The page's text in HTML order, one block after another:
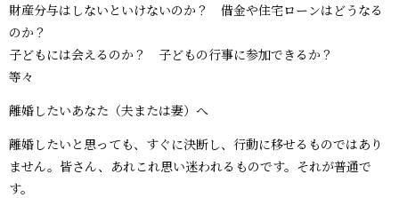
財産分与はしないといけないのか？ 借金や住宅ローンはどうなる
のか？
子どもには会えるのか？ 子どもの行事に参加できるか？
等々
離婚したいあなた（夫または妻）へ
離婚したいと思っても、すぐに決断し、行動に移せるものではあり
ません。皆さん、あれこれ思い迷われるものです。それが普通で
す。